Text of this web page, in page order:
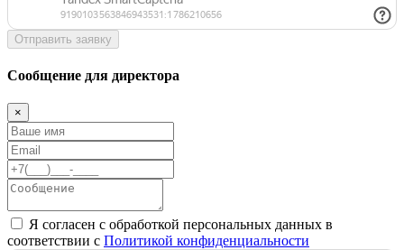
Отправить заявку
Сообщение для директора
×
Я согласен с обработкой персональных данных в
соответствии с Политикой конфиденциальности